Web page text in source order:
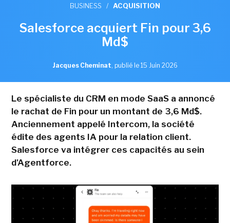
BUSINESS / ACQUISITION
Salesforce acquiert Fin pour 3,6
Md$
Jacques Cheminat, publié le 15 Juin 2026
Le spécialiste du CRM en mode SaaS a annoncé
le rachat de Fin pour un montant de 3,6 Md$.
Anciennement appelé Intercom, la société
édite des agents IA pour la relation client.
Salesforce va intégrer ces capacités au sein
d'Agentforce.